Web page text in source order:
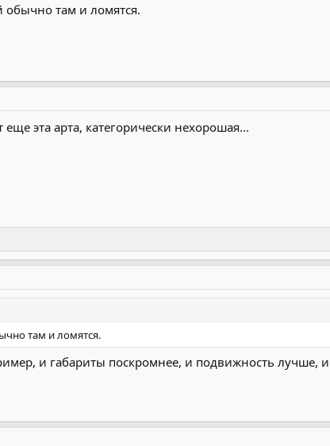
там и ломятся.
эта арта, категорически нехорошая...
там и ломятся.
и габариты поскромнее, и подвижность лучше,